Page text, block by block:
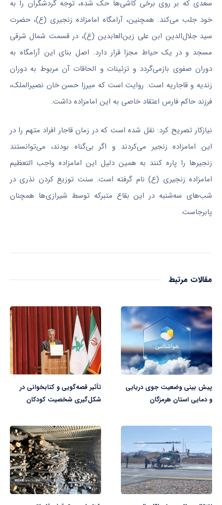
سعدی که بر روی برخی کاشی‌ها حک شده، توجه گردشگران را به
خود جلب می‌کند. همچنین، آرامگاه امامزاده زنجیری (ع)، حضرت
سید جلال‌الدین ابنعلی زین‌العابدین (ع)، در قسمت شمال شرقی
مسجد و در یک حیاط مجزا قرار دارد. اصل بنای این آرامگاه به
دوران صفوی بازمی‌گردد و تزئینات و الحاقات آن مربوط به دوران
زندیه و قاجاریه است. روایت است که میرزا حسن خان نصیرالملک،
فرزند حاکم فارس اعتقاد خاصی به این امامزاده داشت.
نیازکار تصریح کرد: نقل شده است که در زمان قاجار افراد متهم را در
این امامزاده زنجیر می‌کردند و اگر بی‌گناه بودند، می‌توانستند
زنجیرها را پاره کنند به همین دلیل این امامزاده واجب التعظیم
امامزاده زنجیری (ع)نام گرفته است. سنت توزیع کردن نذری در
شب‌های سه‌شنبه در این بقاع متبرکه توسط شیرازی‌ها همچنان
پابرجاست.
مقالات مرتبط
پیش بینی وضعیت جوی دریایی
و دمایی استان هرمزگان
تأثیر قصه‌گویی و کتابخوانی در
شکل‌گیری شخصیت کودکان